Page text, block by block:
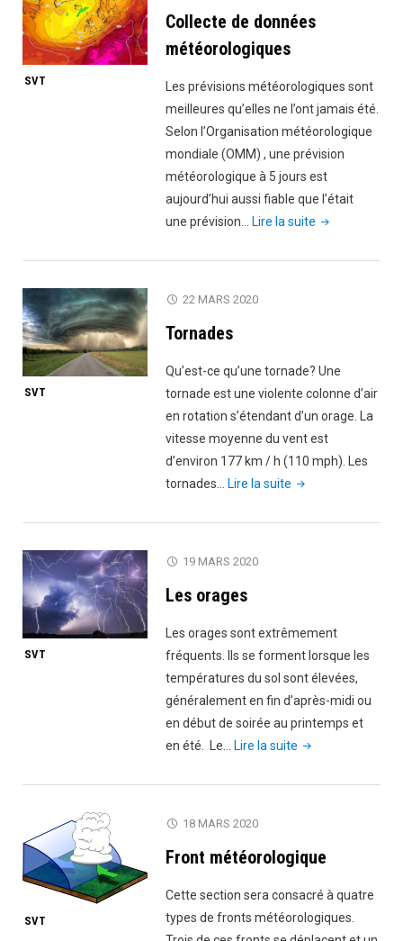
SVT
Collecte de données
météorologiques
Les prévisions météorologiques sont
meilleures qu’elles ne l’ont jamais été.
Selon l’Organisation météorologique
mondiale (OMM) , une prévision
météorologique à 5 jours est
aujourd’hui aussi fiable que l’était
une prévision…
Lire la suite "Collecte
données
SVT
22 MARS 2020
Tornades
Qu’est-ce qu’une tornade? Une
tornade est une violente colonne d’air
en rotation s’étendant d’un orage. La
vitesse moyenne du vent est
d’environ 177 km / h (110 mph). Les
tornades…
Lire la suite "Tornades"
SVT
19 MARS 2020
Les orages
Les orages sont extrêmement
fréquents. Ils se forment lorsque les
températures du sol sont élevées,
généralement en fin d’après-midi ou
en début de soirée au printemps et
en été. Le…
Lire la suite "Les
SVT
18 MARS 2020
Front météorologique
Cette section sera consacré à quatre
types de fronts météorologiques.